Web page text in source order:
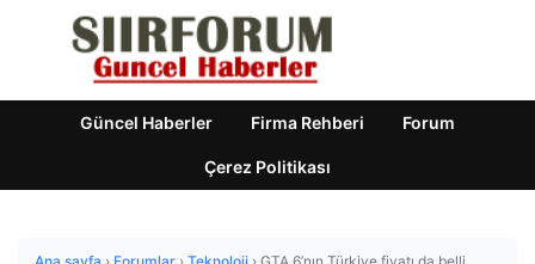
Güncel Haberler Firma Rehberi Forum
Çerez Politikası